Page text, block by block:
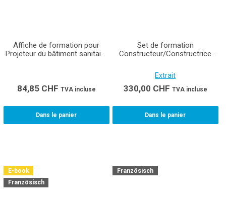
Affiche de formation pour
Projeteur du bâtiment sanitaire
84,85 CHF TVA incluse
Dans le panier
Set de formation
Constructeur/Constructrice
CFC (Montage) apprenti-e
Extrait
330,00 CHF TVA incluse
Dans le panier
E-book
Französisch
Französisch